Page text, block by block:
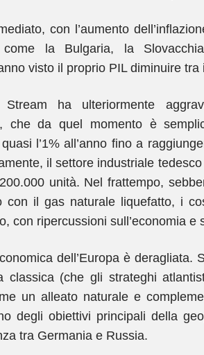
con l’aumento
come la Bulgaria, la
visto il proprio PIL diminuire tra
ha ulteriormente
che da quel momento è
l’1% all’anno fino a
il settore industriale
unità. Nel frattempo,
il gas naturale liquefatto, i
con ripercussioni sull’economia e
dell’Europa è deragliata.
classica (che gli strateghi
un alleato naturale e
degli obiettivi principali della
tra Germania e Russia.